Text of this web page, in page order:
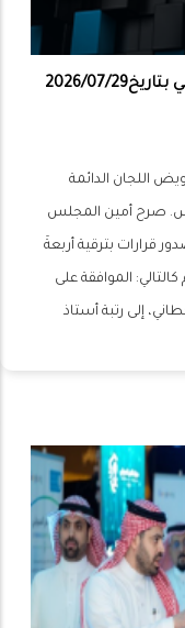
صدور عدد من قرارات المجلس العلمي بتاريخ2026/07/29
اللجان الدائمة
صرح أمين المجلس
قرارات بترقية أربعةَ
الموافقة على
إلى رتبة أستاذ